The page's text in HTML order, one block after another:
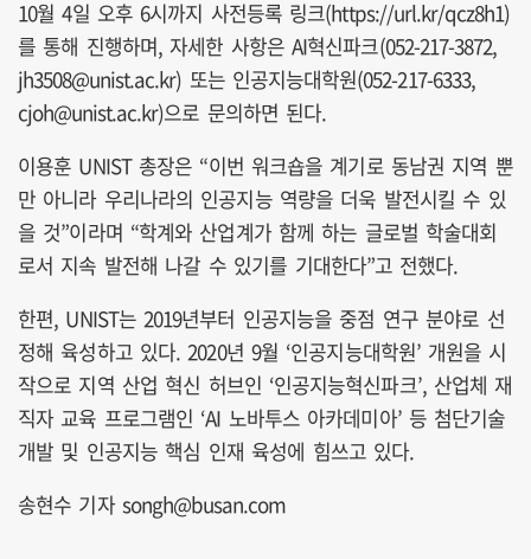
10월 4일 오후 6시까지 사전등록 링크(https://url.kr/qcz8h1)
를 통해 진행하며, 자세한 사항은 AI혁신파크(052-217-3872,
jh3508@unist.ac.kr) 또는 인공지능대학원(052-217-6333,
cjoh@unist.ac.kr)으로 문의하면 된다.
이용훈 UNIST 총장은 “이번 워크숍을 계기로 동남권 지역 뿐
만 아니라 우리나라의 인공지능 역량을 더욱 발전시킬 수 있
을 것”이라며 “학계와 산업계가 함께 하는 글로벌 학술대회
로서 지속 발전해 나갈 수 있기를 기대한다”고 전했다.
한편, UNIST는 2019년부터 인공지능을 중점 연구 분야로 선
정해 육성하고 있다. 2020년 9월 ‘인공지능대학원’ 개원을 시
작으로 지역 산업 혁신 허브인 ‘인공지능혁신파크’, 산업체 재
직자 교육 프로그램인 ‘AI 노바투스 아카데미아’ 등 첨단기술
개발 및 인공지능 핵심 인재 육성에 힘쓰고 있다.
송현수 기자 songh@busan.com